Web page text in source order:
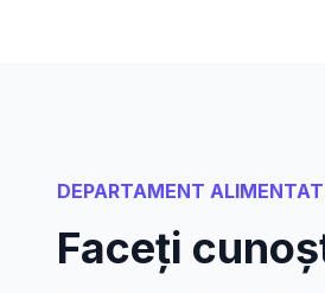
DEPARTAMENT
Faceți